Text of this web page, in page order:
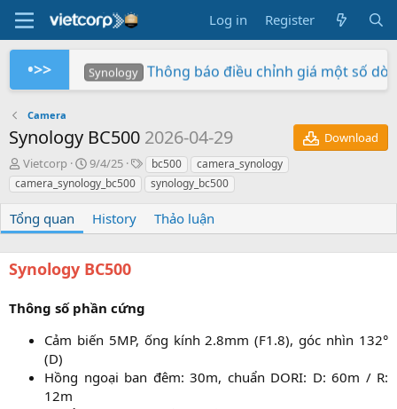
Log in Register
•>> Synology
Thông báo điều chỉnh giá một số
Camera
Synology BC500 2026-04-29
Download
A
u
t
h
o
Vietcorp
C
r
e
n
a
e
9/4/25
T
a
g
bc500
camera_synology
camera_synology_bc500
synology_bc500
Tổng quan History Thảo luận
Synology BC500
Thông số phần cứng
Cảm biến 5MP, ống kính 2.8mm (F1.8), góc nhìn 132°
(D)​
Hồng ngoại ban đêm: 30m, chuẩn DORI: D: 60m / R:
12m​